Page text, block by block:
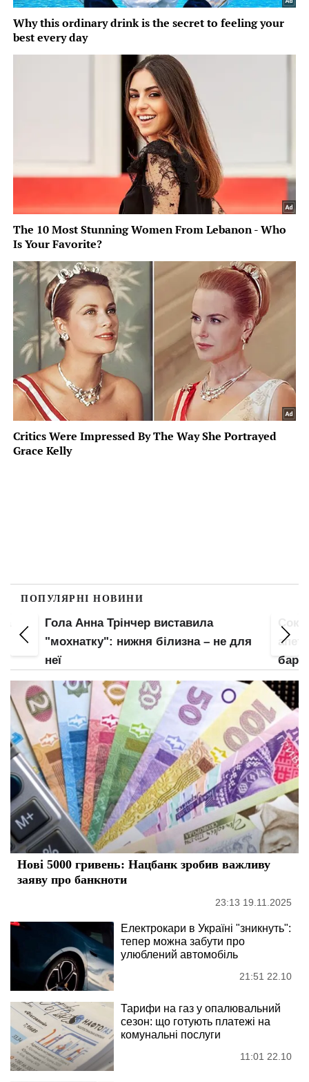
ПОПУЛЯРНІ НОВИНИ
Гола Анна Трінчер виставила
"мохнатку": нижня білизна – не для
неї
Нові 5000 гривень: Нацбанк зробив важливу
заяву про банкноти
23:13 19.11.2025
Електрокари в Україні "зникнуть":
тепер можна забути про
улюблений автомобіль
21:51 22.10
Тарифи на газ у опалювальний
сезон: що готують платежі на
комунальні послуги
11:01 22.10